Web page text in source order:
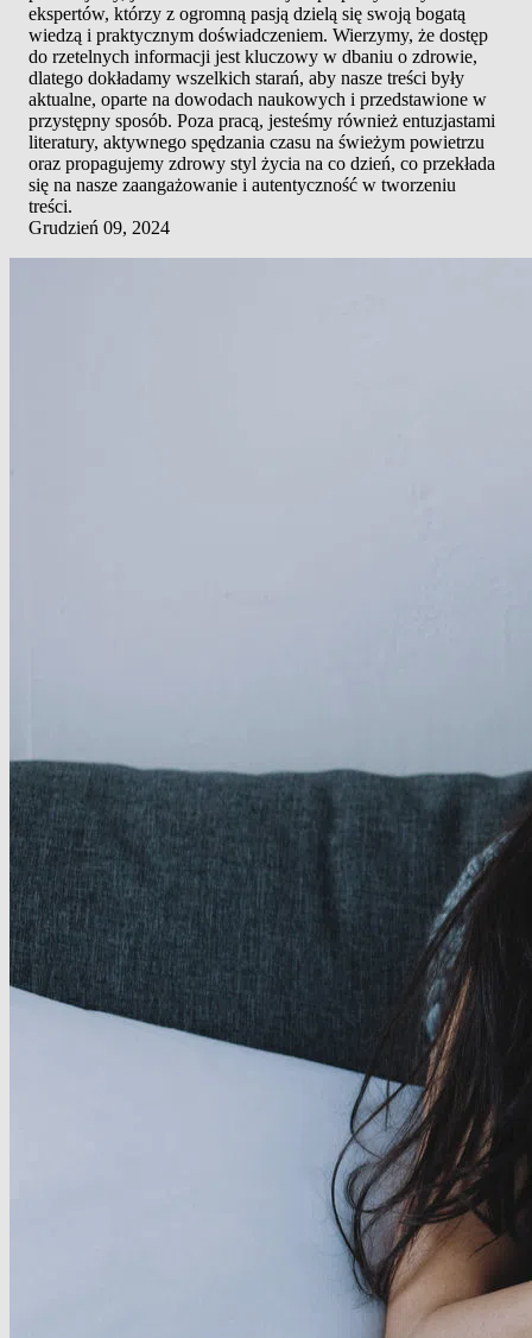
ekspertów, którzy z ogromną pasją dzielą się swoją bogatą
wiedzą i praktycznym doświadczeniem. Wierzymy, że dostęp
do rzetelnych informacji jest kluczowy w dbaniu o zdrowie,
dlatego dokładamy wszelkich starań, aby nasze treści były
aktualne, oparte na dowodach naukowych i przedstawione w
przystępny sposób. Poza pracą, jesteśmy również entuzjastami
literatury, aktywnego spędzania czasu na świeżym powietrzu
oraz propagujemy zdrowy styl życia na co dzień, co przekłada
się na nasze zaangażowanie i autentyczność w tworzeniu
treści.
Grudzień 09, 2024